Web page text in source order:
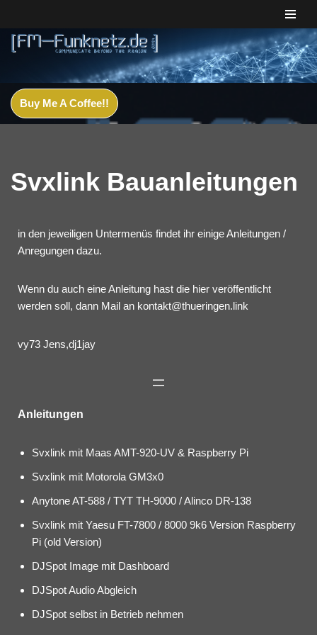
Zum
Inhalt
Buy Me A Coffee!!
Svxlink Bauanleitungen
in den jeweiligen Untermenüs findet ihr einige Anleitungen /
Anregungen dazu.
Wenn du auch eine Anleitung hast die hier veröffentlicht
werden soll, dann Mail an kontakt@thueringen.link
vy73 Jens,dj1jay
Anleitungen
Svxlink mit Maas AMT-920-UV & Raspberry Pi
Svxlink mit Motorola GM3x0
Anytone AT-588 / TYT TH-9000 / Alinco DR-138
Svxlink mit Yaesu FT-7800 / 8000 9k6 Version Raspberry
Pi (old Version)
DJSpot Image mit Dashboard
DJSpot Audio Abgleich
DJSpot selbst in Betrieb nehmen